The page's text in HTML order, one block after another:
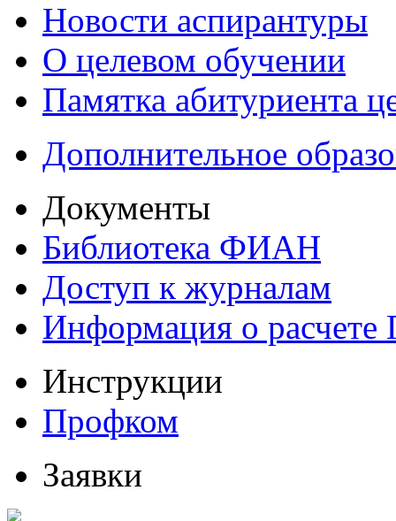
Новости аспирантуры
О целевом обучении
Памятка абитуриента
Дополнительное
Документы
Библиотека ФИАН
Доступ к журналам
Информация о
Инструкции
Профком
Заявки